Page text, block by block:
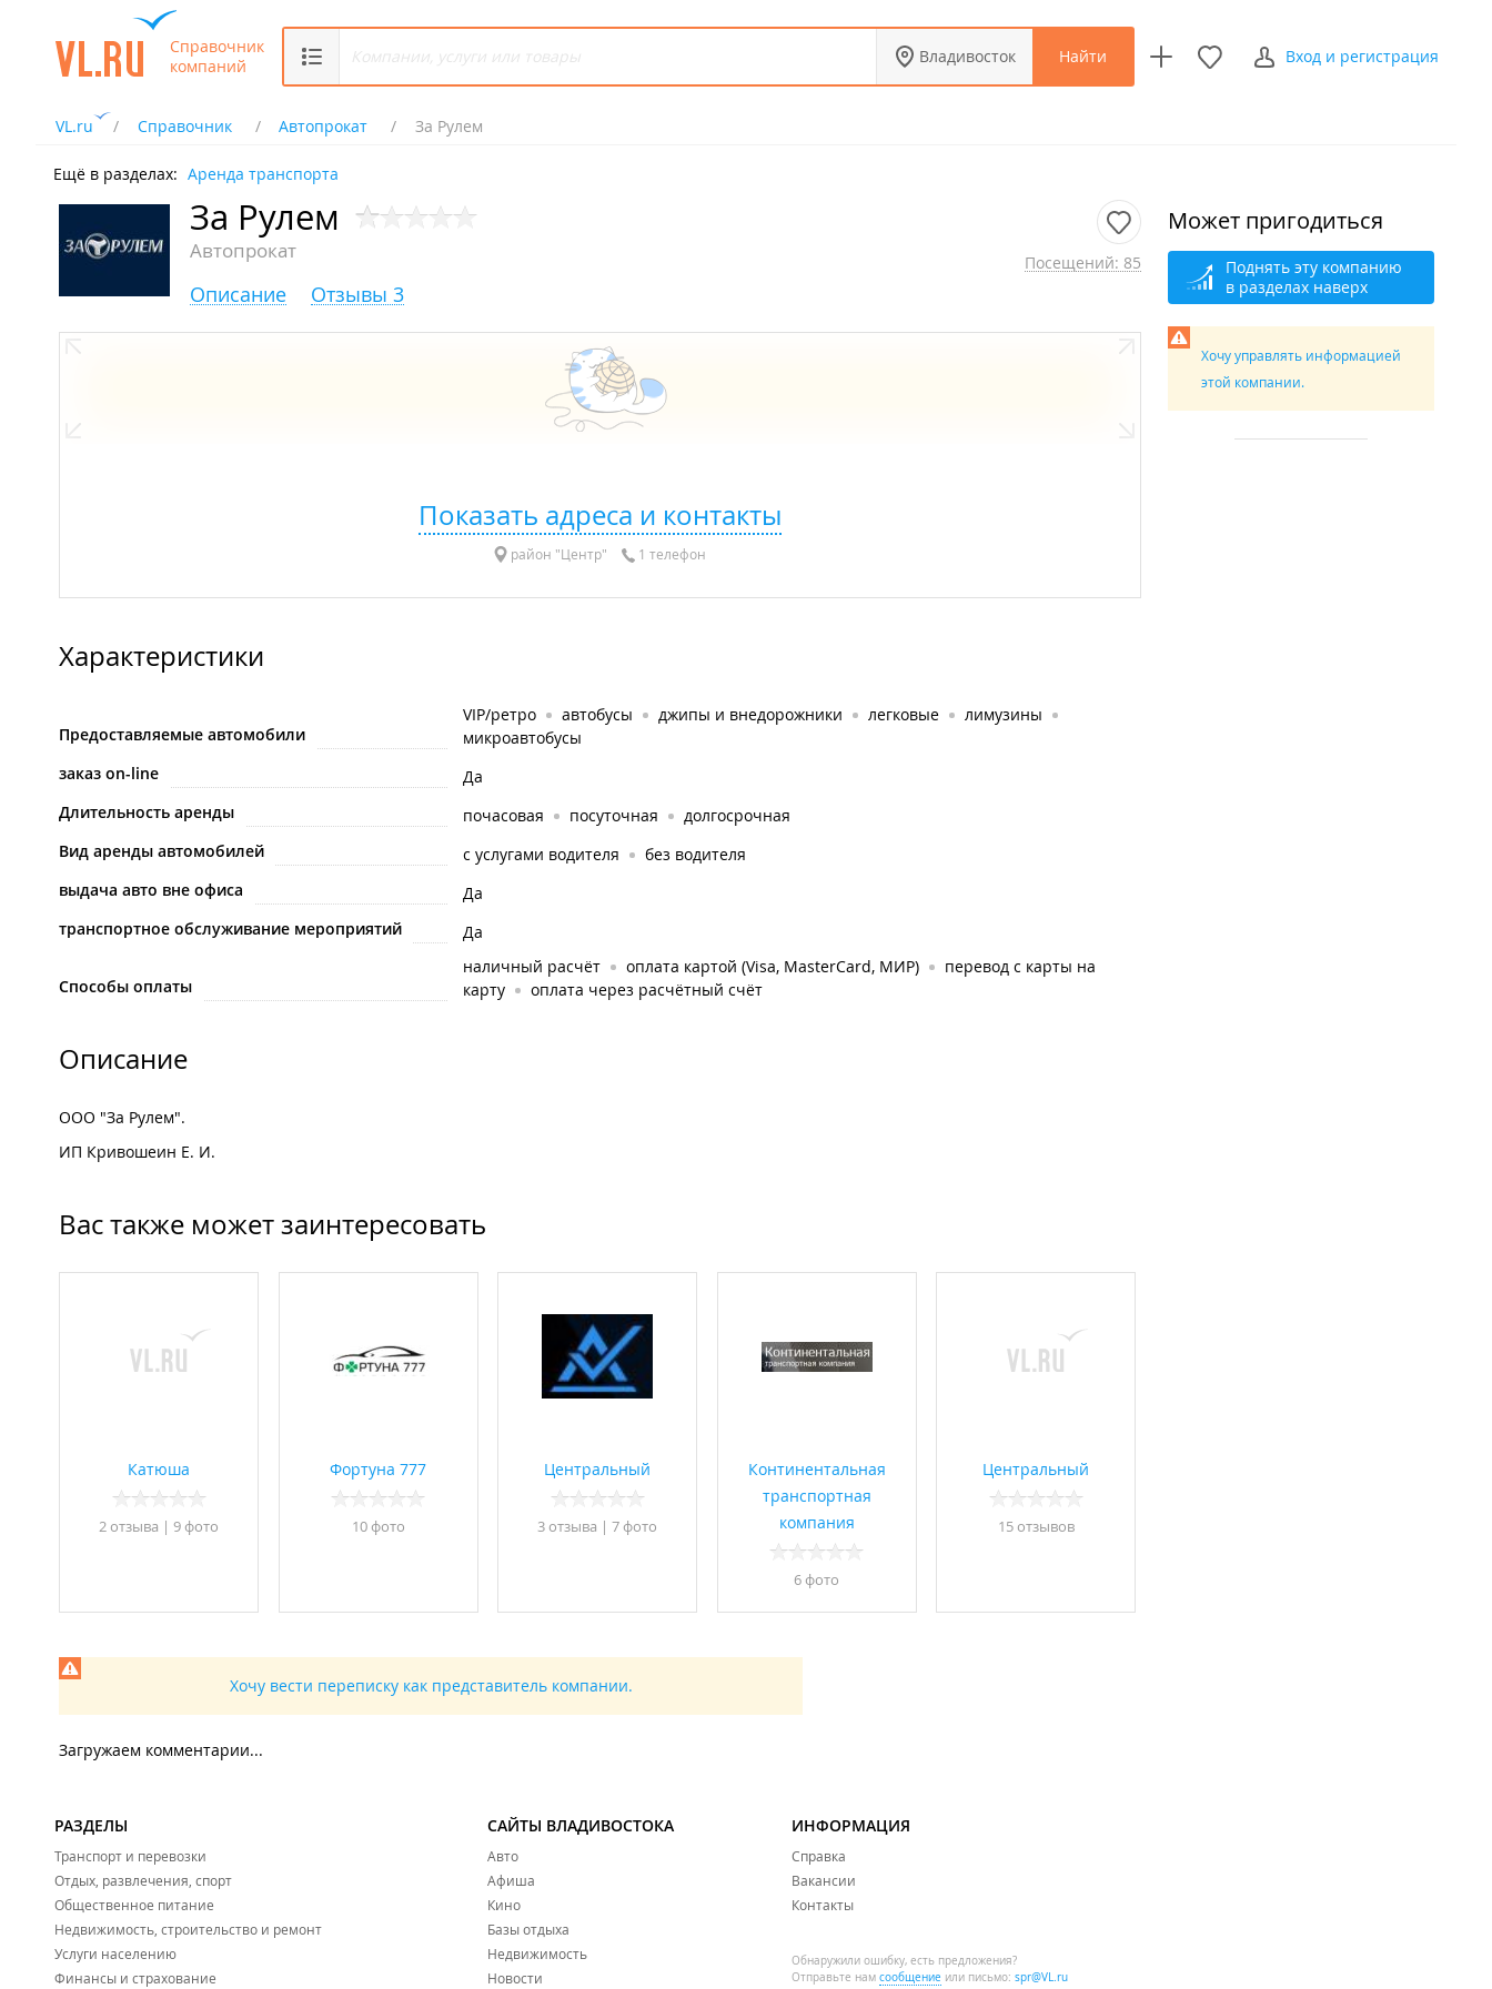
Справочник
компаний
Владивосток Найти Вход и регистрация
VL.ru Справочник Автопрокат За Рулем
Ещё в разделах: Аренда транспорта
За Рулем
Автопрокат Посещений: 85
Описание Отзывы 3
Показать адреса и контакты
район "Центр" 1 телефон
Характеристики
Предоставляемые автомобили
VIP/ретро автобусы джипы и внедорожники легковые
лимузины
микроавтобусы
заказ on-line
Да
Длительность аренды
почасовая посуточная
долгосрочная
Вид аренды автомобилей
с услугами водителя
без водителя
выдача авто вне офиса
Да
транспортное обслуживание мероприятий
Да
Способы оплаты
наличный расчёт оплата картой (Visa, MasterCard, МИР)
перевод с карты на
карту
оплата через расчётный счёт
Описание
ООО "За Рулем".
ИП Кривошеин Е. И.
Вас также может заинтересовать
Катюша
2 отзывa | 9 фото
Фортуна 777
10 фото
Центральный
3 отзывa | 7 фото
Континентальная
транспортная
компания
6 фото
Центральный
15 отзывов
Хочу вести переписку как представитель компании.
Загружаем комментарии...
Может пригодиться
Поднять эту компанию
в разделах наверх
Хочу управлять информацией
этой компании.
РАЗДЕЛЫ
Транспорт и перевозки
Отдых, развлечения, спорт
Общественное питание
Недвижимость, строительство и ремонт
Услуги населению
Финансы и страхование
САЙТЫ ВЛАДИВОСТОКА
Авто
Афиша
Кино
Базы отдыха
Недвижимость
Новости
ИНФОРМАЦИЯ
Справка
Вакансии
Контакты
Обнаружили ошибку, есть предложения?
Отправьте нам сообщение или письмо: spr@VL.ru